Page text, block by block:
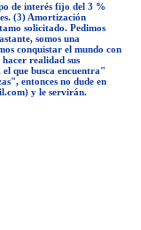
de interés fijo del 3 %
(3) Amortización
solicitado. Pedimos
somos una
conquistar el mundo con
realidad sus
que busca encuentra"
entonces no dude en
) y le servirán.